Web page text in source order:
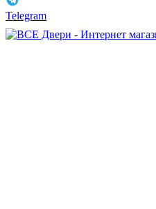
Telegram